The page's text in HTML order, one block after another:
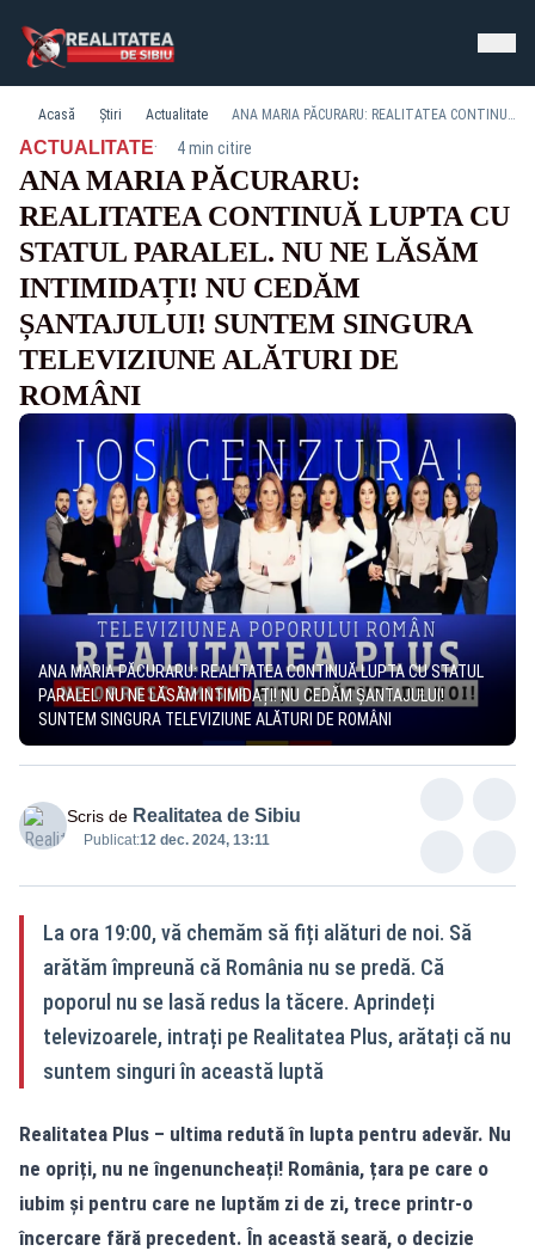
Acasă Știri Actualitate ANA MARIA PĂCURARU: REALITATEA CONTINUĂ LUPTA CU STATUL PARALEL. NU NE LĂSĂM INTIMIDAȚI! NU CEDĂM ȘANTAJULUI! SUNTEM SINGURA TELEVIZIUNE ALĂTURI DE ROMÂNI
ACTUALITATE· 4 min citire
ANA MARIA PĂCURARU:
REALITATEA CONTINUĂ LUPTA CU
STATUL PARALEL. NU NE LĂSĂM
INTIMIDAȚI! NU CEDĂM
ȘANTAJULUI! SUNTEM SINGURA
TELEVIZIUNE ALĂTURI DE
ROMÂNI
ANA MARIA PĂCURARU: REALITATEA CONTINUĂ LUPTA CU STATUL
PARALEL. NU NE LĂSĂM INTIMIDAȚI! NU CEDĂM ȘANTAJULUI!
SUNTEM SINGURA TELEVIZIUNE ALĂTURI DE ROMÂNI
Scris de Realitatea de Sibiu
Publicat:12 dec. 2024, 13:11
La ora 19:00, vă chemăm să fiți alături de noi. Să
arătăm împreună că România nu se predă. Că
poporul nu se lasă redus la tăcere. Aprindeți
televizoarele, intrați pe Realitatea Plus, arătați că nu
suntem singuri în această luptă
Realitatea Plus – ultima redută în lupta pentru adevăr. Nu
ne opriți, nu ne îngenuncheați! România, țara pe care o
iubim și pentru care ne luptăm zi de zi, trece printr-o
încercare fără precedent. În această seară, o decizie